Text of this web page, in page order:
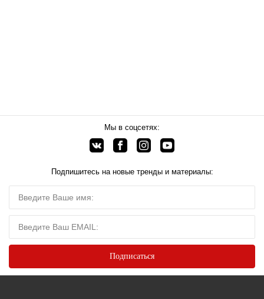
Мы в соцсетях:
Подпишитесь на новые тренды и материалы: